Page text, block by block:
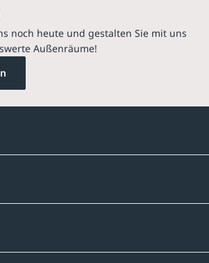
noch heute und gestalten Sie mit uns
Außenräume!